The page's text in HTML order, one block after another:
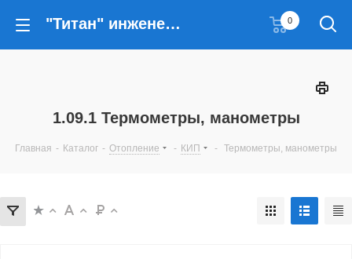
"Титан" инженерные решения 0
1.09.1 Термометры, манометры
Главная - Каталог - Отопление - КИП - Термометры, манометры